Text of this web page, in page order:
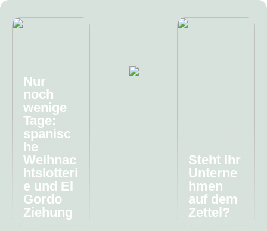
Nur
noch
wenige
Tage:
spanisc
he
Weihnac
htslotteri
e und El
Gordo
Ziehung
Steht Ihr
Unterne
hmen
auf dem
Zettel?